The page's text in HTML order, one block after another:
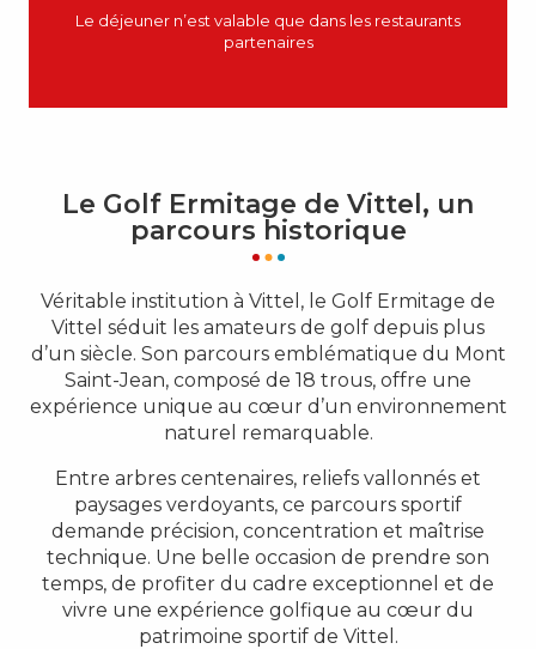
Le déjeuner n’est valable que dans les restaurants
partenaires
Le Golf Ermitage de Vittel, un
parcours historique
Véritable institution à Vittel, le Golf Ermitage de
Vittel séduit les amateurs de golf depuis plus
d’un siècle. Son parcours emblématique du Mont
Saint-Jean, composé de 18 trous, offre une
expérience unique au cœur d’un environnement
naturel remarquable.
Entre arbres centenaires, reliefs vallonnés et
paysages verdoyants, ce parcours sportif
demande précision, concentration et maîtrise
technique. Une belle occasion de prendre son
temps, de profiter du cadre exceptionnel et de
vivre une expérience golfique au cœur du
patrimoine sportif de Vittel.